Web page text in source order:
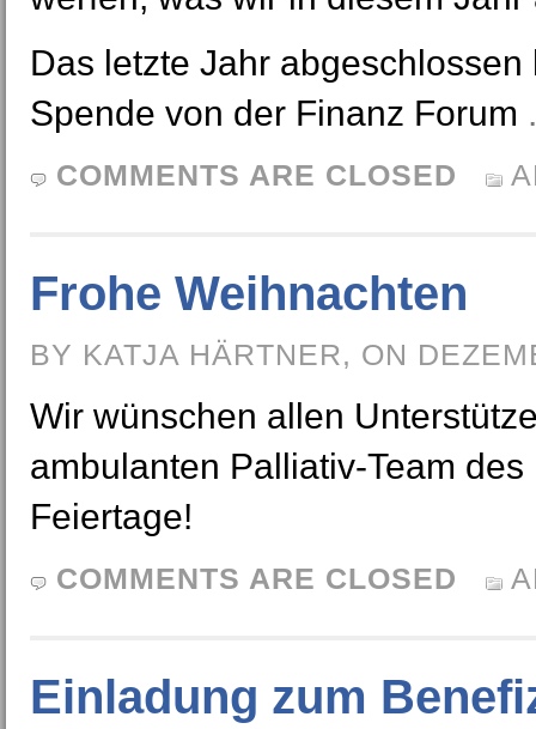
Das letzte Jahr
Spende von der Finanz Forum
COMMENTS ARE CLOSED
Frohe Weihnachten
BY KATJA HÄRTNER, ON
Wir wünschen allen
ambulanten Palliativ-Team
Feiertage!
COMMENTS ARE CLOSED
Einladung zum